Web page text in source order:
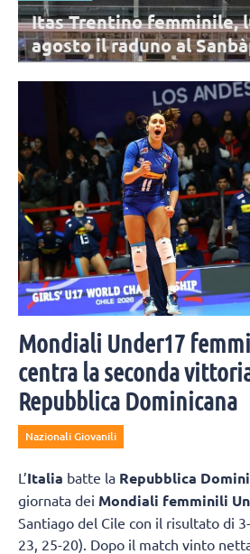
Itas Trentino femminile,
agosto il raduno al
per lunedì 10 agosto al Sanbàpolis.
Mondiali Under17
centra la seconda
Repubblica Dominicana
Nazionali Giovanili
L’Italia batte la Repubblica
giornata dei Mondiali femminili
Santiago del Cile con il risultato di
23, 25-20). Dopo il match vinto